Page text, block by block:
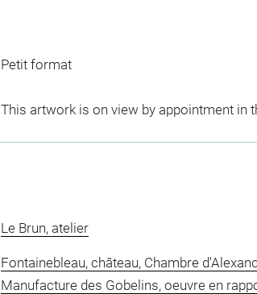
Petit format
This artwork is on view by appointment in
Le Brun, atelier
Fontainebleau, château, Chambre
Manufacture des Gobelins, oeuvre en